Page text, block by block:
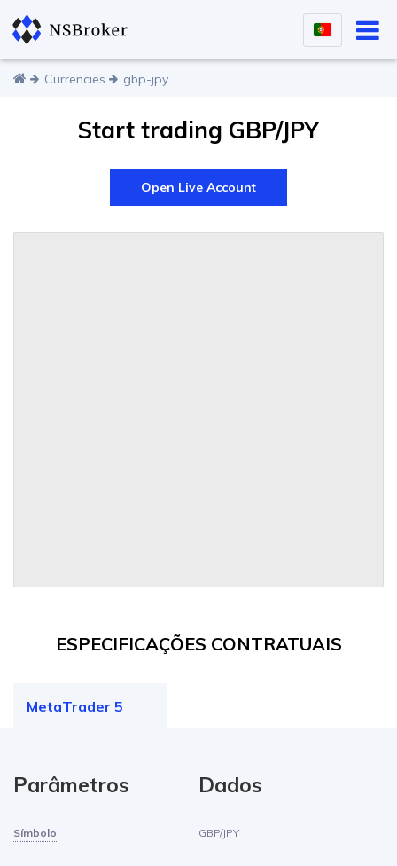
Currencies gbp-jpy
Start trading GBP/JPY
Open Live Account
ESPECIFICAÇÕES CONTRATUAIS
MetaTrader 5
Parâmetros Dados
Símbolo GBP/JPY